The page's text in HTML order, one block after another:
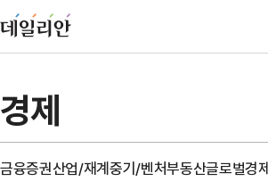
경제
금융증권산업/재계중기/벤처부동산글로벌경